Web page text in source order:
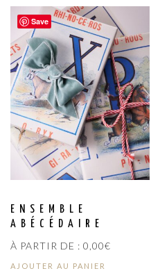
Save
ENSEMBLE
ABÉCÉDAIRE
À PARTIR DE : 0,00€
AJOUTER AU PANIER